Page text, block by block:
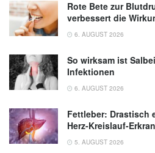
Rote Bete zur
verbessert die
6. AUGUST 2026
So wirksam ist
Infektionen
6. AUGUST 2026
Fettleber: Drastisch
Herz-Kreislauf-
5. AUGUST 2026